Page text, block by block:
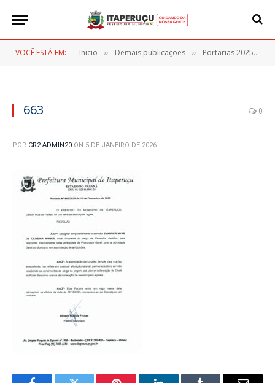
VOCÊ ESTÁ EM: Inicio » Demais publicações » Portarias 2025
663 0
POR CR2-ADMIN20 ON 5 DE JANEIRO DE 2026